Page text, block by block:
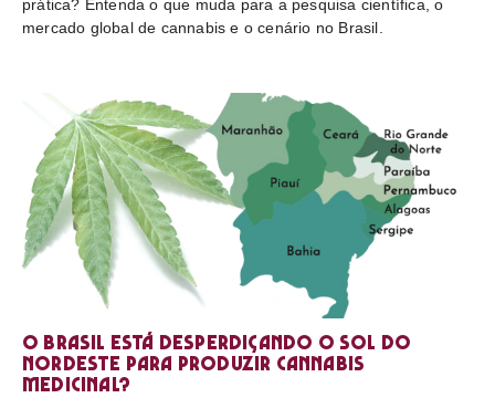
prática? Entenda o que muda para a pesquisa científica, o
mercado global de cannabis e o cenário no Brasil.
O Brasil está desperdiçando o sol do
nordeste para produzir cannabis
medicinal?